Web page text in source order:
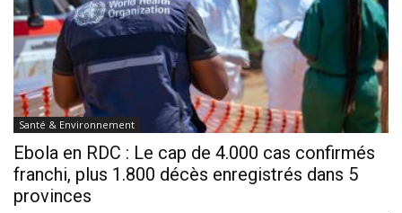
Santé & Environnement
Ebola en RDC : Le cap de 4.000 cas confirmés
franchi, plus 1.800 décès enregistrés dans 5
provinces